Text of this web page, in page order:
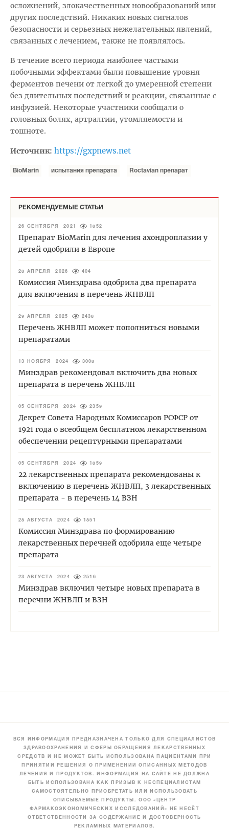
осложнений, злокачественных новообразований или
других последствий. Никаких новых сигналов
безопасности и серьезных нежелательных явлений,
связанных с лечением, также не появлялось.
В течение всего периода наиболее частыми
побочными эффектами были повышение уровня
ферментов печени от легкой до умеренной степени
без длительных последствий и реакции, связанные с
инфузией. Некоторые участники сообщали о
головных болях, артралгии, утомляемости и
тошноте.
Источник: https://gxpnews.net
BioMarin испытания препарата Roctavian препарат
РЕКОМЕНДУЕМЫЕ СТАТЬИ
26 СЕНТЯБРЯ 2021 1852
Препарат BioMarin для лечения ахондроплазии у
детей одобрили в Европе
28 АПРЕЛЯ 2026 404
Комиссия Минздрава одобрила два препарата
для включения в перечень ЖНВЛП
29 АПРЕЛЯ 2025 2438
Перечень ЖНВЛП может пополниться новыми
препаратами
13 НОЯБРЯ 2024 3008
Минздрав рекомендовал включить два новых
препарата в перечень ЖНВЛП
05 СЕНТЯБРЯ 2024 2359
Декрет Совета Народных Комиссаров РСФСР от
1921 года о всеобщем бесплатном лекарственном
обеспечении рецептурными препаратами
05 СЕНТЯБРЯ 2024 1859
22 лекарственных препарата рекомендованы к
включению в перечень ЖНВЛП, 3 лекарственных
препарата - в перечень 14 ВЗН
28 АВГУСТА 2024 1851
Комиссия Минздрава по формированию
лекарственных перечней одобрила еще четыре
препарата
23 АВГУСТА 2024 2516
Минздрав включил четыре новых препарата в
перечни ЖНВЛП и ВЗН
ВСЯ ИНФОРМАЦИЯ ПРЕДНАЗНАЧЕНА ТОЛЬКО ДЛЯ СПЕЦИАЛИСТОВ
ЗДРАВООХРАНЕНИЯ И СФЕРЫ ОБРАЩЕНИЯ ЛЕКАРСТВЕННЫХ
СРЕДСТВ И НЕ МОЖЕТ БЫТЬ ИСПОЛЬЗОВАНА ПАЦИЕНТАМИ ПРИ
ПРИНЯТИИ РЕШЕНИЯ О ПРИМЕНЕНИИ ОПИСАННЫХ МЕТОДОВ
ЛЕЧЕНИЯ И ПРОДУКТОВ. ИНФОРМАЦИЯ НА САЙТЕ НЕ ДОЛЖНА
БЫТЬ ИСПОЛЬЗОВАНА КАК ПРИЗЫВ К НЕСПЕЦИАЛИСТАМ
САМОСТОЯТЕЛЬНО ПРИОБРЕТАТЬ ИЛИ ИСПОЛЬЗОВАТЬ
ОПИСЫВАЕМЫЕ ПРОДУКТЫ. ООО «ЦЕНТР
ФАРМАКОЭКОНОМИЧЕСКИХ ИССЛЕДОВАНИЙ» НЕ НЕСЁТ
ОТВЕТСТВЕННОСТИ ЗА СОДЕРЖАНИЕ И ДОСТОВЕРНОСТЬ
РЕКЛАМНЫХ МАТЕРИАЛОВ.